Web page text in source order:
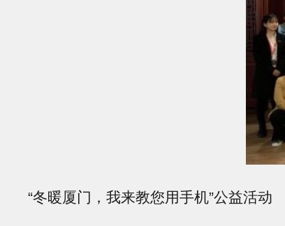
“冬暖厦门，我来教您用手机”公益活动